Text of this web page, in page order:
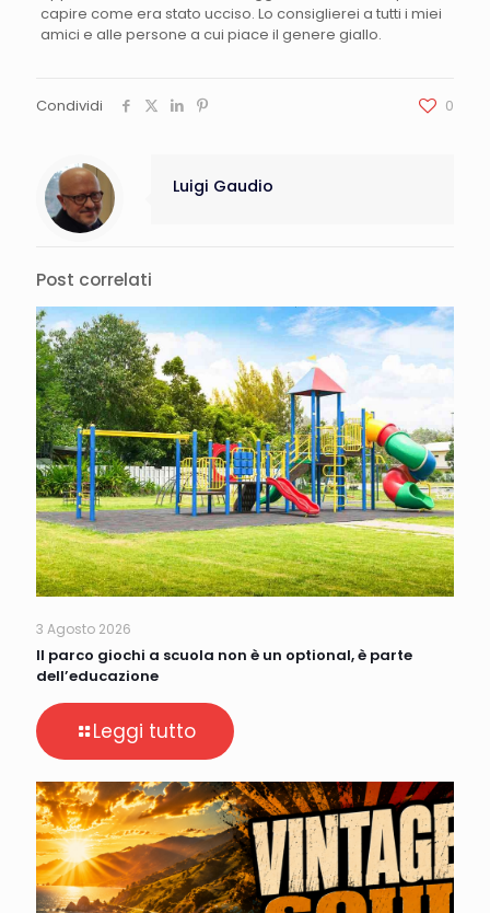
capire come era stato ucciso. Lo consiglierei a tutti i miei
amici e alle persone a cui piace il genere giallo.
Condividi 0
Luigi Gaudio
Post correlati
3 Agosto 2026
Il parco giochi a scuola non è un optional, è parte
dell’educazione
Leggi tutto